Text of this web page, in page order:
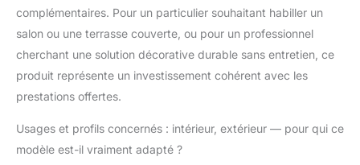
complémentaires. Pour un particulier souhaitant habiller un
salon ou une terrasse couverte, ou pour un professionnel
cherchant une solution décorative durable sans entretien, ce
produit représente un investissement cohérent avec les
prestations offertes.
Usages et profils concernés : intérieur, extérieur — pour qui ce
modèle est-il vraiment adapté ?